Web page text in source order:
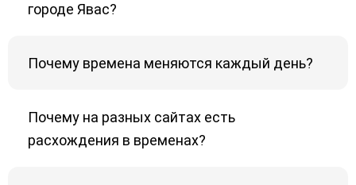
городе Явас?
Почему времена меняются каждый день?
Почему на разных сайтах есть
расхождения в временах?